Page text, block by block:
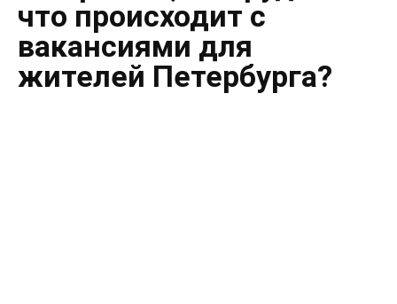
что происходит с
вакансиями для
жителей Петербурга?